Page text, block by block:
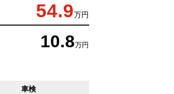
54.9万円
10.8万円
車検